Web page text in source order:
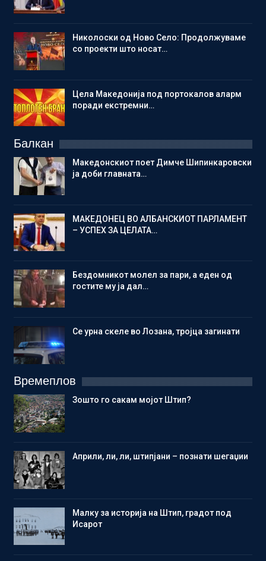
Николоски од Ново Село: Продолжуваме
со проекти што носат…
Цела Македонија под портокалов аларм
поради екстремни…
Балкан
Македонскиот поет Димче Шипинкаровски
ја доби главната…
МАКЕДОНЕЦ ВО АЛБАНСКИОТ ПАРЛАМЕНТ
– УСПЕХ ЗА ЦЕЛАТА…
Бездомникот молел за пари, а еден од
гостите му ја дал…
Се урна скеле во Лозана, тројца загинати
Времеплов
Зошто го сакам мојот Штип?
Aприли, ли, ли, штипјани – познати шегаџии
Малку за историја на Штип, градот под
Исарот